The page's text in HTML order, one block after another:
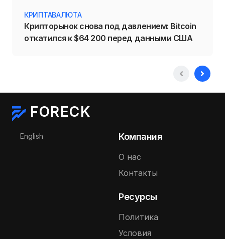
КРИПТАВАЛЮТА
Крипторынок снова под давлением: Bitcoin
откатился к $64 200 перед данными США
FORECK
Выберите язык
English Компания
О нас
Контакты
Ресурсы
Политика
Условия